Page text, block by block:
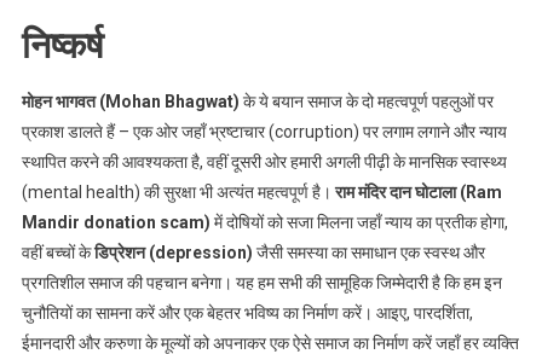
निष्कर्ष
मोहन भागवत (Mohan Bhagwat) के ये बयान समाज के दो महत्वपूर्ण पहलुओं पर
प्रकाश डालते हैं – एक ओर जहाँ भ्रष्टाचार (corruption) पर लगाम लगाने और न्याय
स्थापित करने की आवश्यकता है, वहीं दूसरी ओर हमारी अगली पीढ़ी के मानसिक स्वास्थ्य
(mental health) की सुरक्षा भी अत्यंत महत्वपूर्ण है।राम मंदिर दान घोटाला (Ram
Mandir donation scam) में दोषियों को सजा मिलना जहाँ न्याय का प्रतीक होगा,
वहीं बच्चों केडिप्रेशन (depression) जैसी समस्या का समाधान एक स्वस्थ और
प्रगतिशील समाज की पहचान बनेगा। यह हम सभी की सामूहिक जिम्मेदारी है कि हम इन
चुनौतियों का सामना करें और एक बेहतर भविष्य का निर्माण करें। आइए, पारदर्शिता,
ईमानदारी और करुणा के मूल्यों को अपनाकर एक ऐसे समाज का निर्माण करें जहाँ हर व्यक्ति